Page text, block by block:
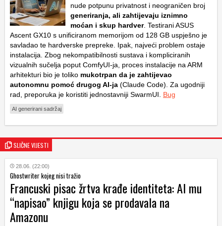
nude potpunu privatnost i neograničen broj
generiranja, ali zahtijevaju iznimno
moćan i skup hardver. Testirani ASUS
Ascent GX10 s unificiranom memorijom od 128 GB uspješno je
savladao te hardverske prepreke. Ipak, najveći problem ostaje
instalacija. Zbog nekompatibilnosti sustava i kompliciranih
vizualnih sučelja poput ComfyUI-ja, proces instalacije na ARM
arhitekturi bio je toliko mukotrpan da je zahtijevao
autonomnu pomoć drugog AI-ja (Claude Code). Za ugodniji
rad, preporuka je koristiti jednostavniji SwarmUI. Bug
AI generirani sadržaj
SLIČNE VIJESTI
28.06. (22:00)
Ghostwriter kojeg nisi tražio
Francuski pisac žrtva krađe identiteta: AI mu
“napisao” knjigu koja se prodavala na
Amazonu